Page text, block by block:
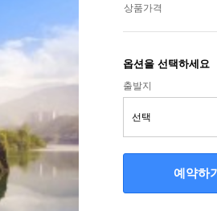
상품가격
옵션을 선택하세요
출발지
예약하